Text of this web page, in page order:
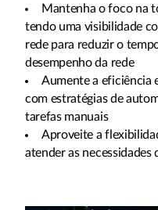
Mantenha o foco na
tendo uma visibilidade
rede para reduzir o
desempenho da rede
Aumente a eficiência
com estratégias de
tarefas manuais
Aproveite a
atender as necessidades